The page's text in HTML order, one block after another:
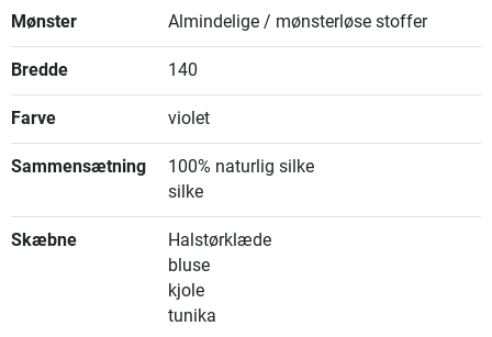
Mønster Almindelige / mønsterløse stoffer
Bredde 140
Farve violet
Sammensætning
100% naturlig silke
silke
Skæbne
Halstørklæde
bluse
kjole
tunika